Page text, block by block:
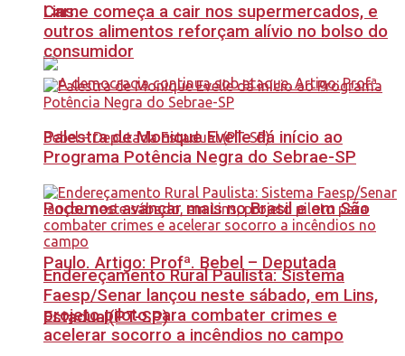
Lins.
Podemos avançar mais no Brasil e em São
Paulo. Artigo: Profª. Bebel – Deputada
Estadual(PT-SP)
Carne começa a cair nos supermercados, e
outros alimentos reforçam alívio no bolso do
consumidor
Palestra de Monique Evelle dá início ao
Programa Potência Negra do Sebrae-SP
Endereçamento Rural Paulista: Sistema
Faesp/Senar lançou neste sábado, em Lins,
projeto piloto para combater crimes e
acelerar socorro a incêndios no campo